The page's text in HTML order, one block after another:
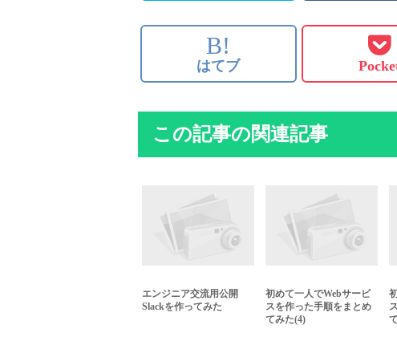
B!
はてブ
この記事の関連記事
エンジニア交流用公開
Slackを作ってみた
初めて一人でWebサービ
スを作った手順をまとめ
てみた(4)